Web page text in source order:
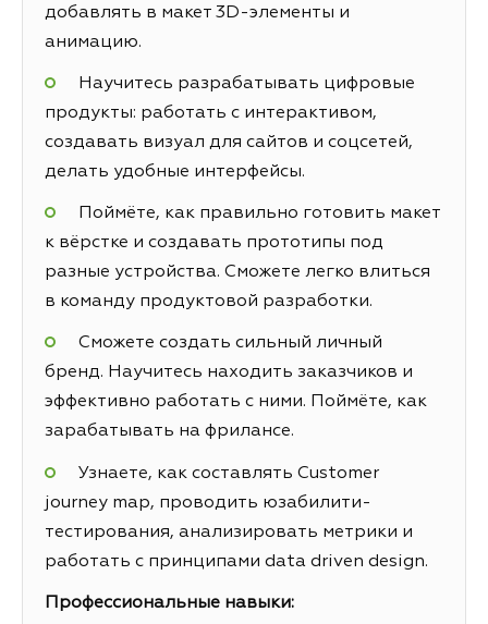
добавлять в макет 3D-элементы и
анимацию.
Научитесь разрабатывать цифровые
продукты: работать с интерактивом,
создавать визуал для сайтов и соцсетей,
делать удобные интерфейсы.
Поймёте, как правильно готовить макет
к вёрстке и создавать прототипы под
разные устройства. Сможете легко влиться
в команду продуктовой разработки.
Сможете создать сильный личный
бренд. Научитесь находить заказчиков и
эффективно работать с ними. Поймёте, как
зарабатывать на фрилансе.
Узнаете, как составлять Customer
journey map, проводить юзабилити-
тестирования, анализировать метрики и
работать с принципами data driven design.
Профессиональные навыки: